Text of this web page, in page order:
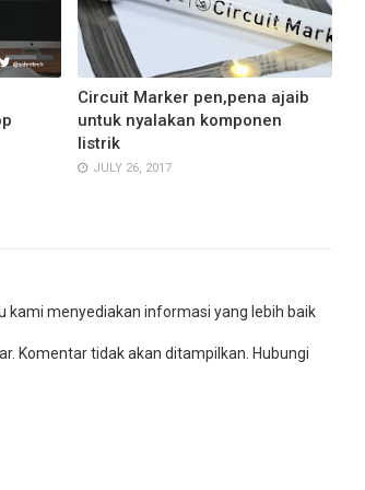
Circuit Marker pen,pena ajaib
untuk nyalakan komponen
listrik
JULY 26, 2017
kami menyediakan informasi yang lebih baik
Komentar tidak akan ditampilkan. Hubungi